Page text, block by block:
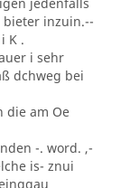
bieter inzuin.--
K .
i sehr
dchweg bei
die am Oe
-. word. ,-
is- znui